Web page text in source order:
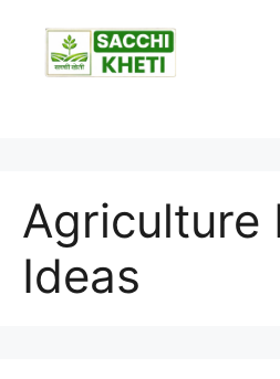
Agriculture
Ideas